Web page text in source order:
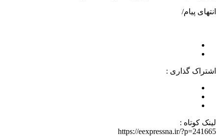
انتهای پیام/
اشتراک گذاری :
لینک کوتاه :
https://eexpressna.ir/?p=241665